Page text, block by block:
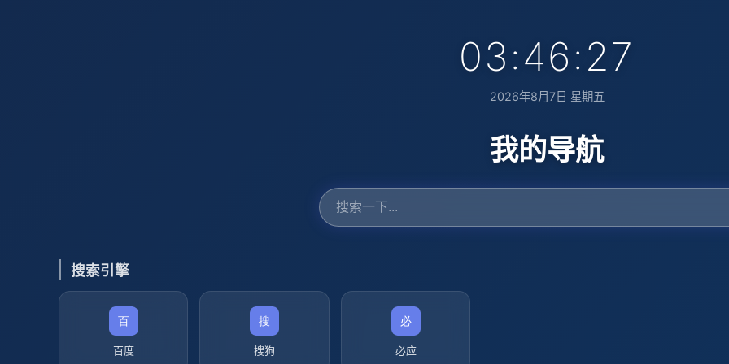
03:46:28
2026年8月7日 星期五
我的导航
搜索引擎
百度 搜狗 必应